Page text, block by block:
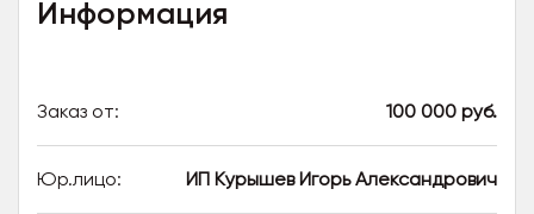
Информация
Заказ от: 100 000 руб.
Юр.лицо: ИП Курышев Игорь Александрович